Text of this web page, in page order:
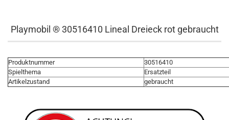
Playmobil ® 30516410 Lineal Dreieck rot gebraucht
Produktnummer
30516410
Spielthema
Ersatzteil
Artikelzustand
gebraucht